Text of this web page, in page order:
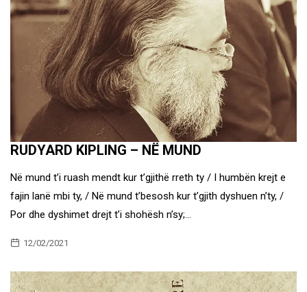
RUDYARD KIPLING – NË MUND
Në mund t’i ruash mendt kur t’gjithë rreth ty / I humbën krejt e
fajin lanë mbi ty, / Në mund t’besosh kur t’gjith dyshuen n’ty, /
Por dhe dyshimet drejt t’i shohësh n’sy;…
12/02/2021